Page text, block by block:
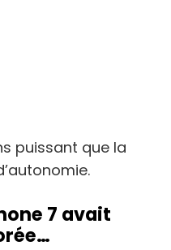
puissant que la
7 avait